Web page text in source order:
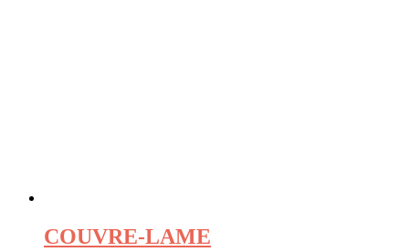
COUVRE-LAME